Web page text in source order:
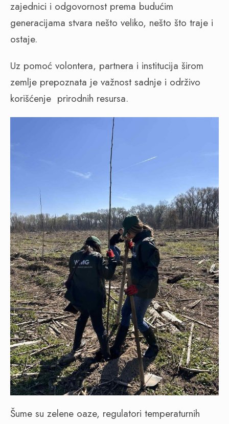
zajednici i odgovornost prema budućim
generacijama stvara nešto veliko, nešto što traje i
ostaje.
Uz pomoć volontera, partnera i institucija širom
zemlje prepoznata je važnost sadnje i održivo
korišćenje prirodnih resursa.
Šume su zelene oaze, regulatori temperaturnih